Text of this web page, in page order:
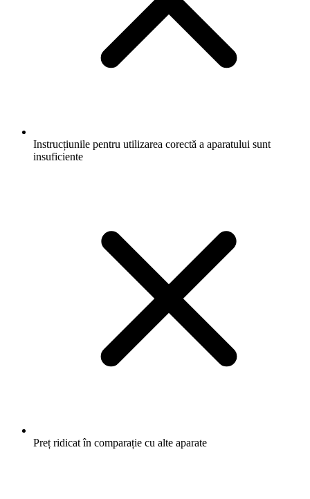
Instrucțiunile pentru utilizarea corectă a aparatului sunt
insuficiente
Preț ridicat în comparație cu alte aparate